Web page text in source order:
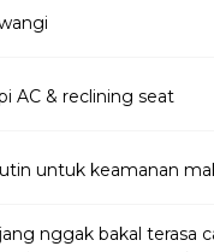
AC & reclining seat
untuk keamanan
nggak bakal terasa